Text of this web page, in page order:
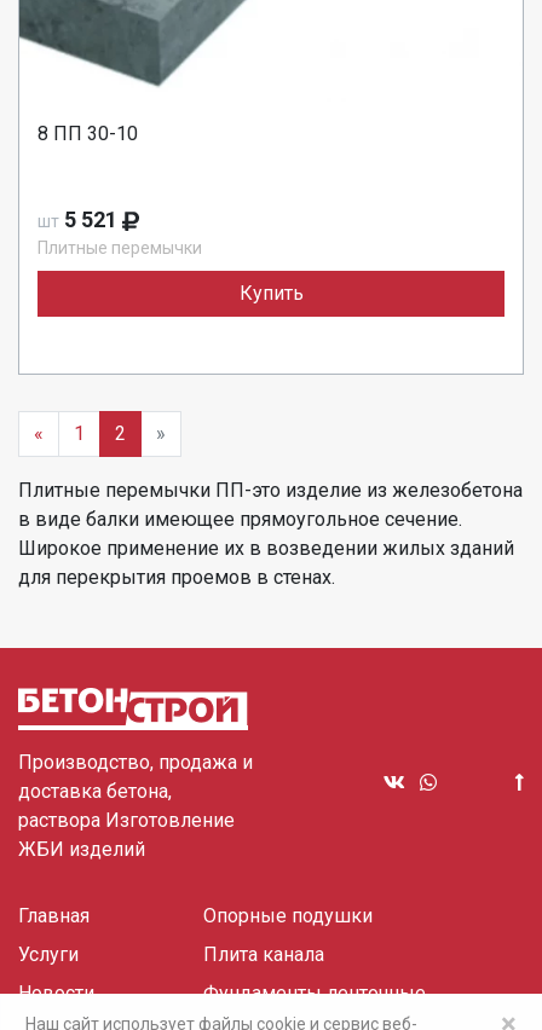
8 ПП 30-10
шт 5 521
Плитные перемычки
Купить
« 1 2 »
Плитные перемычки ПП-это изделие из железобетона
в виде балки имеющее прямоугольное сечение.
Широкое применение их в возведении жилых зданий
для перекрытия проемов в стенах.
Производство, продажа и
доставка бетона,
раствора Изготовление
ЖБИ изделий
Главная
Услуги
Новости
Опорные подушки
Плита канала
Фундаменты ленточные
Наш сайт использует файлы cookie и сервис веб-